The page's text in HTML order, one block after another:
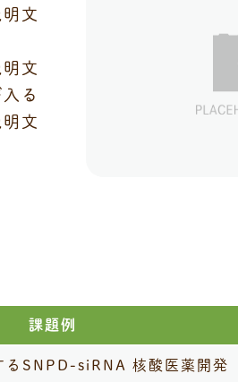
文
文
る
文
課題例
るSNPD-siRNA 核酸医薬開発